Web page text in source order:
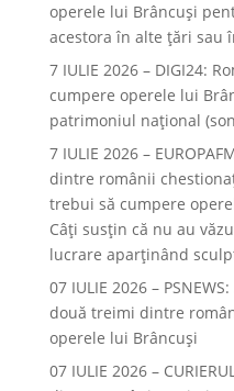
operele lui Brâncuşi
acestora în alte ţări sau
7 IULIE 2026 – DIGI24:
cumpere operele lui
patrimoniul național
7 IULIE 2026 –
dintre românii
trebui să cumpere
Câți susțin că nu au
lucrare aparținând
07 IULIE 2026 –
două treimi dintre
operele lui Brâncuși
07 IULIE 2026 –